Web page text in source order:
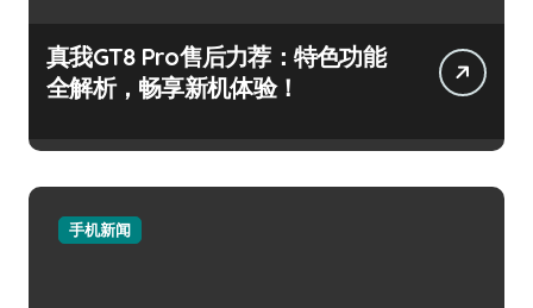
真我GT8 Pro售后力荐：特色功能
全解析，畅享新机体验！
手机新闻